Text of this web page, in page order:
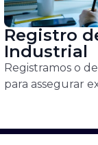
Registro
Industrial
Registramos o
para assegurar